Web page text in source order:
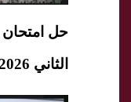
حل امتحان
الثاني 2026 محافظة القاهرة